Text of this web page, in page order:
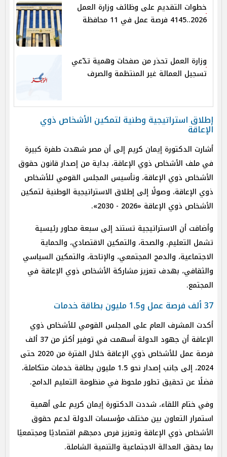
خطوات التقديم على وظائف وزارة العمل
2026..4145 فرصة عمل في 11 محافظة
وزارة العمل تحذر من صفحات وهمية تدّعي
تسجيل العمالة غير المنتظمة والصرف
إطلاق استراتيجية وطنية لتمكين الأشخاص ذوي
الإعاقة
أشارت الدكتورة إيمان كريم إلى أن مصر شهدت طفرة كبيرة
في ملف الأشخاص ذوي الإعاقة، بداية من إصدار قانون حقوق
الأشخاص ذوي الإعاقة، وتأسيس المجلس القومي للأشخاص
ذوي الإعاقة، وصولًا إلى إطلاق الاستراتيجية الوطنية لتمكين
الأشخاص ذوي الإعاقة «2026 - 2030».
وأضافت أن الاستراتيجية تستند إلى سبعة محاور رئيسية
تشمل التعليم، والصحة، والتمكين الاقتصادي، والحماية
الاجتماعية، والدمج المجتمعي، والإتاحة، والتمكين السياسي
والثقافي، بهدف تعزيز مشاركة الأشخاص ذوي الإعاقة في
المجتمع.
37 ألف فرصة عمل و1.5 مليون بطاقة خدمات
أكدت المشرف العام على المجلس القومي للأشخاص ذوي
الإعاقة أن جهود الدولة أسهمت في توفير أكثر من 37 ألف
فرصة عمل للأشخاص ذوي الإعاقة خلال الفترة من 2020 حتى
2024، إلى جانب إصدار نحو 1.5 مليون بطاقة خدمات متكاملة،
فضلًا عن تحقيق تطور ملحوظ في منظومة التعليم الدامج.
وفي ختام اللقاء، شددت الدكتورة إيمان كريم على أهمية
استمرار التعاون بين مختلف مؤسسات الدولة لدعم حقوق
الأشخاص ذوي الإعاقة وتعزيز فرص دمجهم اقتصاديًا ومجتمعيًا
بما يحقق العدالة الاجتماعية والتنمية الشاملة.